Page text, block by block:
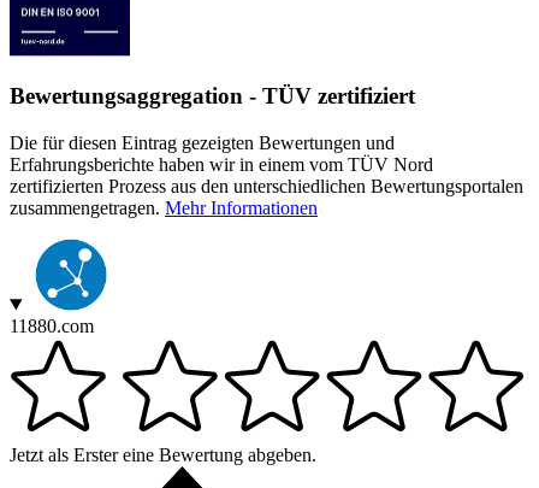
Bewertungsaggregation - TÜV zertifiziert
Die für diesen Eintrag gezeigten Bewertungen und
Erfahrungsberichte haben wir in einem vom TÜV Nord
zertifizierten Prozess aus den unterschiedlichen Bewertungsportalen
zusammengetragen. Mehr Informationen
11880.com
Jetzt als Erster eine Bewertung abgeben.